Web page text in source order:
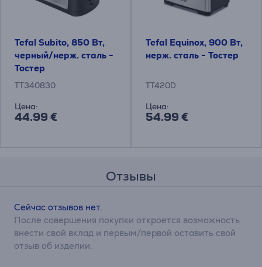
Tefal Subito, 850 Вт,
черный/нерж. сталь -
Тостер
TT340830
Цена:
44.99 €
Tefal Equinox, 900 Вт,
нерж. сталь - Тостер
TT420D
Цена:
54.99 €
Отзывы
Сейчас отзывов нет.
После совершения покупки откроется возможность
внести свой вклад и первым/первой оставить свой
отзыв об изделии.